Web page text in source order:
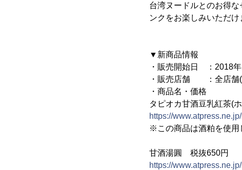
台湾ヌードルとのお得
ンクをお楽しみいただけ
▼新商品情報
・販売開始日 ：2018
・販売店舗 ：全店舗(
・商品名・価格
タピオカ甘酒豆乳紅茶(
https://
※この商品は酒粕を使用
甘酒湯圓 税抜650円
https://